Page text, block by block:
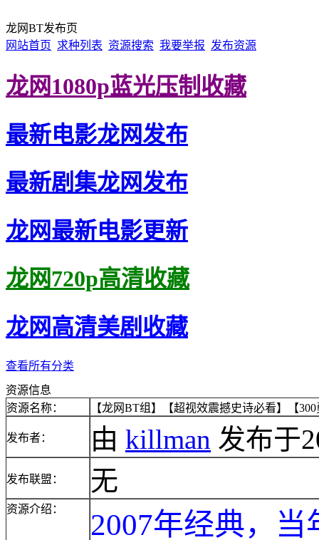
龙网BT发布页
网站首页 求种列表 资源搜索 我要举报 发布资源
龙网1080p蓝光压制收藏
最新电影龙网发布
最新剧集龙网发布
龙网最新电影更新
龙网720p高清收藏
龙网高清美剧收藏
查看所有分类
资源信息
资源名称：
【龙网BT组】【超视效震撼史诗必看】【
发布者： 由 killman 发布于
发布联盟： 无
资源介绍：
2007年经典，